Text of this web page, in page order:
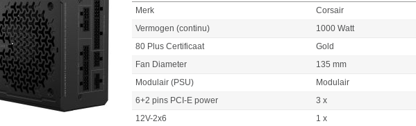
Merk
Corsair
Vermogen (continu)
1000 Watt
80 Plus Certificaat
Gold
Fan Diameter
135 mm
Modulair (PSU)
Modulair
6+2 pins PCI-E power
3 x
12V-2x6
1 x